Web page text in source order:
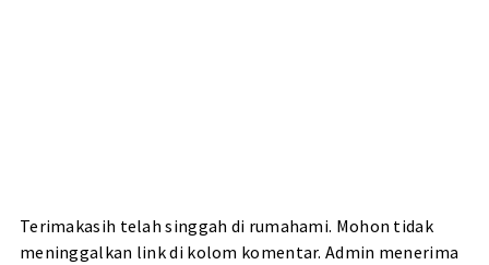
Terimakasih telah singgah di rumahami. Mohon tidak
meninggalkan link di kolom komentar. Admin menerima